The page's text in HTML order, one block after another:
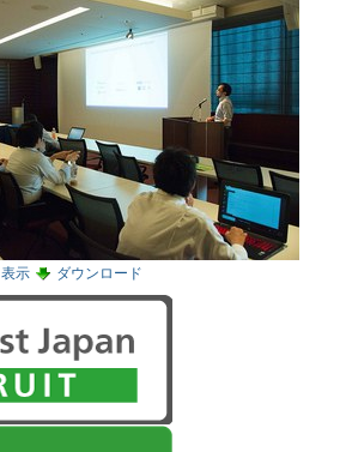
表示 ダウンロード